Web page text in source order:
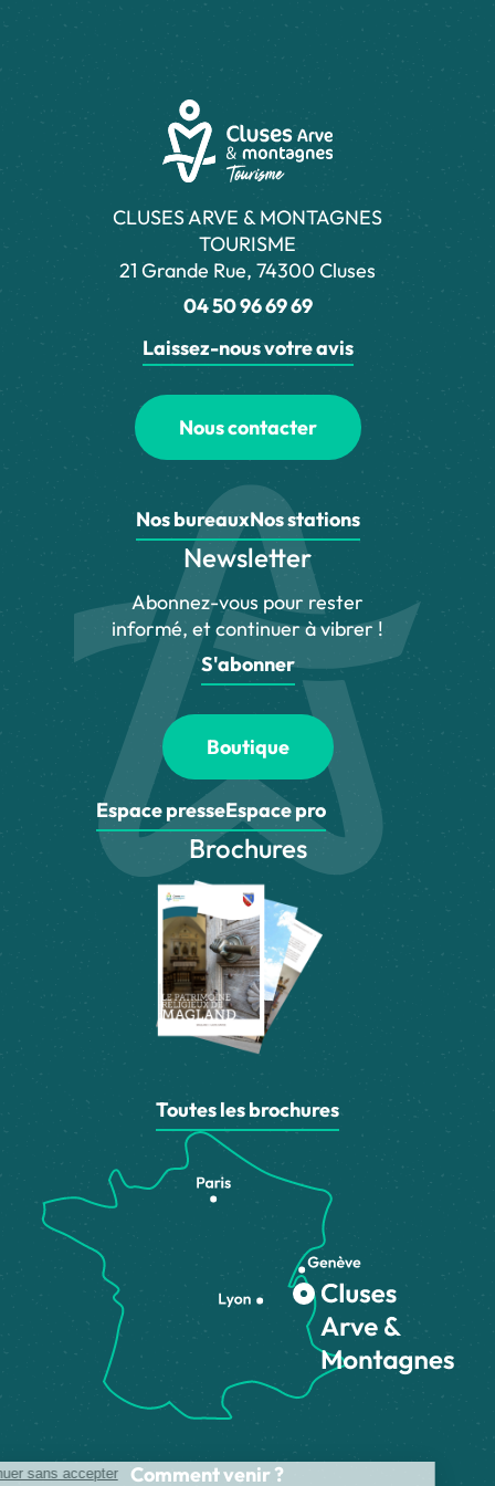
CLUSES ARVE & MONTAGNES
TOURISME
21 Grande Rue, 74300 Cluses
04 50 96 69 69
Laissez-nous votre avis
Nous contacter
Nos bureauxNos stations
Newsletter
Abonnez-vous pour rester
informé, et continuer à vibrer !
S'abonner
Boutique
Espace presseEspace pro
Brochures
Toutes les brochures
Comment venir ?